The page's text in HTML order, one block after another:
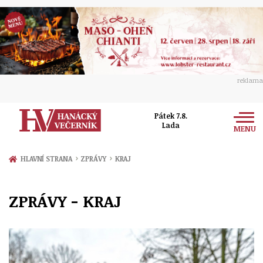
reklama
Pátek 7.8.
Lada
MENU
Zprávy
Přerov
Politika
Ekonomika
Kultura
Hudba
Společnost
Ženy
Sport
HLAVNÍ STRANA › ZPRÁVY › KRAJ
ZPRÁVY - KRAJ